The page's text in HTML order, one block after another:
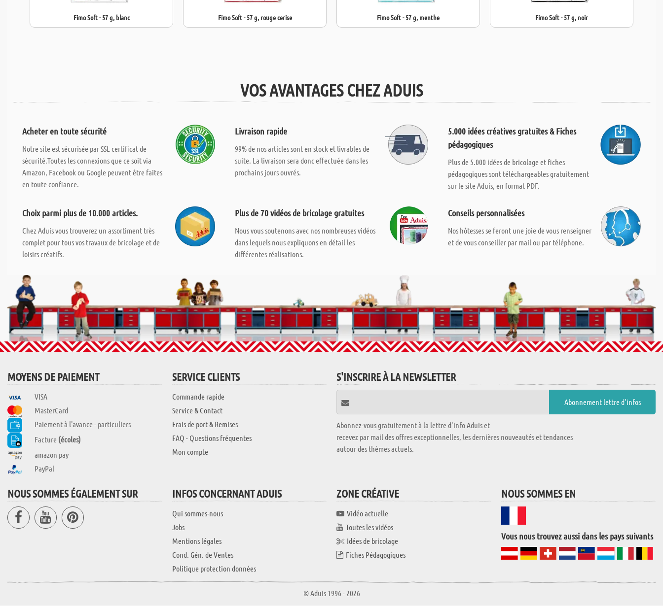
Fimo Soft - 57 g, blanc Fimo Soft - 57 g, rouge cerise Fimo Soft - 57 g, menthe Fimo Soft - 57 g, noir
VOS AVANTAGES CHEZ ADUIS
Acheter en toute sécurité
Notre site est sécurisée par SSL certificat de
sécurité.Toutes les connexions que ce soit via
Amazon, Facebook ou Google peuvent être faites
en toute confiance.
Livraison rapide
99% de nos articles sont en stock et livrables de
suite. La livraison sera donc effectuée dans les
prochains jours ouvrés.
5.000 idées créatives gratuites & Fiches
pédagogiques
Plus de 5.000 idées de bricolage et fiches
pédagogiques sont téléchargeables gratuitement
sur le site Aduis, en format PDF.
Choix parmi plus de 10.000 articles.
Chez Aduis vous trouverez un assortiment très
complet pour tous vos travaux de bricolage et de
loisirs créatifs.
Plus de 70 vidéos de bricolage gratuites
Nous vous soutenons avec nos nombreuses vidéos
dans lequels nous expliquons en détail les
différentes réalisations.
Conseils personnalisées
Nos hôtesses se feront une joie de vous renseigner
et de vous conseiller par mail ou par téléphone.
MOYENS DE PAIEMENT
VISA
MasterCard
Paiement à l'avance - particuliers
Facture (écoles)
amazon pay
PayPal
SERVICE CLIENTS
Commande rapide
Service & Contact
Frais de port & Remises
FAQ - Questions fréquentes
Mon compte
S'INSCRIRE À LA NEWSLETTER
Abonnez-vous gratuitement à la lettre d'info Aduis et
recevez par mail des offres exceptionnelles, les dernières nouveautés et tendances
autour des thèmes actuels.
NOUS SOMMES ÉGALEMENT SUR INFOS CONCERNANT ADUIS
Qui sommes-nous
Jobs
Mentions légales
Cond. Gén. de Ventes
Politique protection données
ZONE CRÉATIVE
Vidéo actuelle
Toutes les vidéos
Idées de bricolage
Fiches Pédagogiques
NOUS SOMMES EN
Vous nous trouvez aussi dans les pays suivants
© Aduis 1996 - 2026